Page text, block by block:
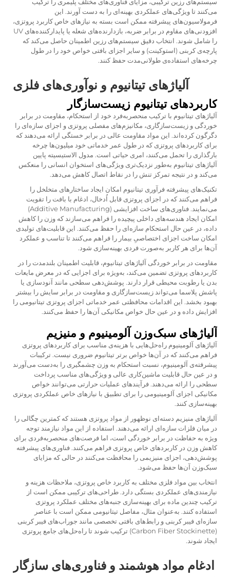
می‌کنند تا ویژگی‌های عملکردی بهینه‌ای را به دست آورند. این
فرمولاسیون‌های پیشرفته ممکن است بسته به نیازهای خاص کاربرد پروتزی،
افزودنی‌های مقاوم در برابر ضربه، بازدارنده‌های شعله یا پایدارکننده‌های UV
را شامل شوند. انتخاب دقیق سیستم‌های رزین اطمینان حاصل می‌کند که
پارچه‌ی کربنی (استوکینت) و سایر اجزای بافتی خواص خود را در طول
چرخه‌های استفاده‌ی طولانی‌مدت حفظ کنند.
آلیاژهای تیتانیوم و نوآوری‌های فلزی
کاربردهای تیتانیوم زیست‌سازگار
آلیاژهای تیتانیوم با ترکیب منحصربه‌فرد خود از استحکام، مقاومت در برابر
خوردگی و زیست‌سازگاری، مکانیزم‌های مفصلی پروتزی و اجزای سازه‌ای را
دگرگون کرده‌اند. این مواد مقاومت عالی در برابر خستگی ارائه می‌دهند که
برای کاربردهای پروتزی که در طول عمر خدماتی خود میلیون‌ها چرخه
بارگذاری را تحمل می‌کنند، امری حیاتی است. مدول الاستیسیته پایین
آلیاژهای تیتانیوم به‌طور نزدیک‌تری ویژگی‌های استخوان انسانی را منعکس
می‌کند و در نتیجه تمرکز تنش را در نقاط اتصال کاهش می‌دهد.
تکنیک‌های پیشرفته فرآوری تیتانیوم امکان ایجاد ساختارهای متخلخل را
فراهم می‌کنند که در اجزای پروتزی قابل اُدخال، ادغام با بافت را تقویت
می‌نمایند. فناوری‌های ساخت افزایشی (Additive Manufacturing)
امکان ایجاد هندسه‌های داخلی پیچیده را فراهم می‌سازند که وزن را کاهش
داده، در عین حال استحکام سازه‌ای را حفظ می‌کنند. این قابلیت‌های تولیدی
امکان ساخت اجزای اختصاصیِ بیمار را فراهم می‌کنند تا تناسب و عملکرد
آن‌ها برای هر کاربر به‌صورت فردی بهینه‌سازی شود.
مقاومت در برابر خوردگی آلیاژهای تیتانیوم، قابلیت اطمینان بلندمدت را در
کاربردهای پروتزی تضمین می‌کند، به‌ویژه برای اجزایی که در معرض مایعات
بدن یا رطوبت محیطی قرار دارند. پوشش‌دهی سطحی مانند آنودسازی یا
پاشش پلاسما می‌تواند زیست‌سازگاری و مقاومت در برابر سایش را بیشتر
بهبود بخشد. این اقدامات محافظتی عمر خدماتی اجزای پروتزی تیتانیومی را
افزایش داده و در عین حال خواص مکانیکی آن‌ها را حفظ می‌کنند.
آلیاژهای سبک‌وزن آلومینیوم و منیزیم
آلیاژهای آلومینیوم راه‌حل‌هایی با هزینه‌ی مناسب برای کاربردهای پروتزی
فراهم می‌کنند که در آن‌ها خواص برتر تیتانیوم ضروری نیست. ترکیبات
پیشرفته‌ی آلومینیوم، نسبت استحکام به وزن چشمگیری را به‌دست می‌آورند
و در عین حال قابلیت ماشین‌کاری عالی و ویژگی‌های مناسب پرداخت
سطحی را ارائه می‌دهند. فرآیندهای عملیات حرارتی می‌توانند خواص
مکانیکی اجزای آلومینیومی را برای تطبیق با نیازهای خاص عملکردی پروتزی
بهینه‌سازی کنند.
آلیاژهای منیزیم دسته‌ای نوظهور از مواد پروتزی هستند که کمترین چگالی را
در میان فلزات سازه‌ای ارائه می‌دهند. استفاده از این مواد نیازمند توجه
ویژه به حفاظت در برابر خوردگی است، اما فرصت‌های منحصربه‌فردی برای
کاهش وزن در کاربردهای خاص پروتزی فراهم می‌کنند. فناوری‌های پیشرفته
پوشش‌دهی، اجزای منیزیمی را محافظت می‌کنند در حالی که مزایای
سبک‌وزن آن‌ها حفظ می‌شود.
انتخاب بین مواد فلزی مختلف به کاربرد خاص پروتزی، ملاحظات هزینه و
نیازمندی‌های عملکردی بستگی دارد. طراحی‌های ترکیبی ممکن است از
ترکیب چندین ماده برای بهینه‌سازی جنبه‌های مختلف عملکرد پروتزی
استفاده کنند. به‌عنوان مثال، مفاصل تیتانیومی ممکن است با عناصر
سازه‌ای فیبر کربنی و رابط‌های بافتی تخصصی مانند جوراب‌های فیبر کربنی
(Carbon Fiber Stockinette) ترکیب شوند تا راه‌حل‌های جامع پروتزی
ایجاد شوند.
ادغام مواد هوشمند و فناوری‌های سازگار